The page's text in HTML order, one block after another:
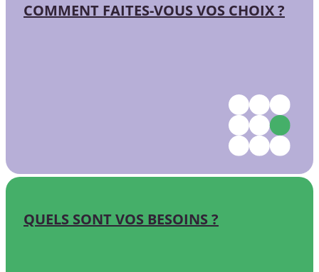
COMMENT FAITES-VOUS VOS CHOIX ?
QUELS SONT VOS BESOINS ?